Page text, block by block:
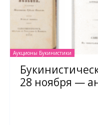
Аукционы Букинистики
28 ноября —